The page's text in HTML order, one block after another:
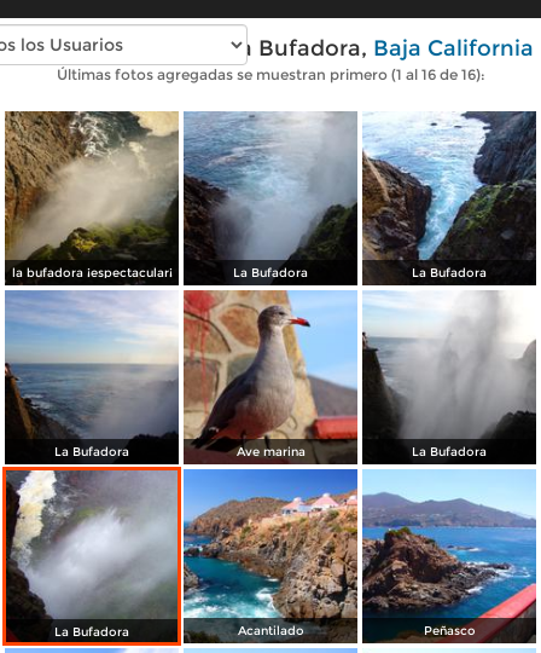
Fotos modernas de La Bufadora, Baja California
Últimas fotos agregadas se muestran primero (1 al 16 de 16):
la bufadora ¡espectacular¡ La Bufadora La Bufadora
La Bufadora Ave marina La Bufadora
La Bufadora Acantilado Peñasco